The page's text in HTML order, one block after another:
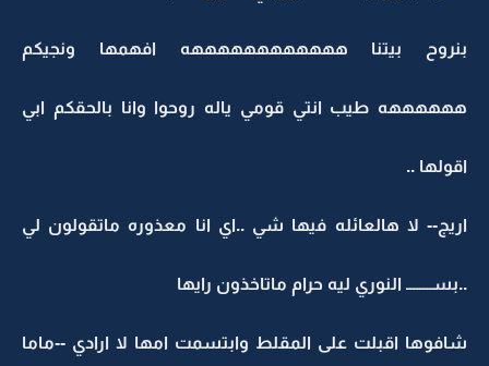
بنروح بيتنا ههههههههههههه افهمها ونجيكم
ههههههه طيب انتي قومي ياله روحوا وانا بالحقكم ابي
اقولها ..
اريج-- لا هالعائله فيها شي ..اي انا معذوره ماتقولون لي
..بســــــــ النوري ليه حرام ماتاخذون رايها
شافوها اقبلت على المقلط وابتسمت امها لا ارادي --ماما